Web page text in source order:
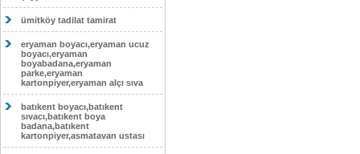
ümitköy tadilat tamirat
eryaman boyacı,eryaman ucuz
boyacı,eryaman
boyabadana,eryaman
parke,eryaman
kartonpiyer,eryaman alçı sıva
batıkent boyacı,batıkent
sıvacı,batıkent boya
badana,batıkent
kartonpiyer,asmatavan ustası